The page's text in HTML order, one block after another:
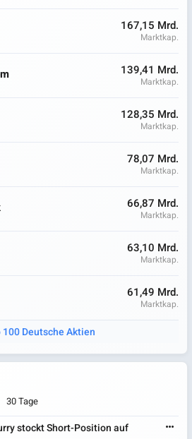
167,15 Mrd.
Marktkap.
139,41 Mrd.
Marktkap.
128,35 Mrd.
Marktkap.
78,07 Mrd.
Marktkap.
66,87 Mrd.
Marktkap.
63,10 Mrd.
Marktkap.
61,49 Mrd.
Marktkap.
100 Deutsche Aktien
30 Tage
stockt Short-Position auf